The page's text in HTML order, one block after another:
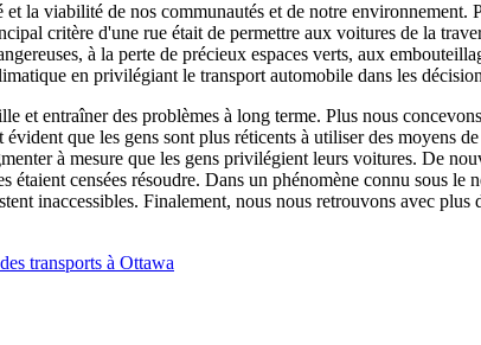
la viabilité de nos communautés et de notre environnement.
critère d'une rue était de permettre aux voitures de la
à la perte de précieux espaces verts, aux
en privilégiant le transport automobile dans les
entraîner des problèmes à long terme. Plus nous
que les gens sont plus réticents à utiliser des moyens
à mesure que les gens privilégient leurs voitures. De
censées résoudre. Dans un phénomène connu sous
inaccessibles. Finalement, nous nous retrouvons avec
transports à Ottawa